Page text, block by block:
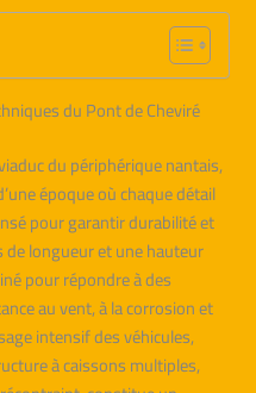
du Pont de Cheviré
du périphérique nantais,
époque où chaque détail
pour garantir durabilité et
longueur et une hauteur
pour répondre à des
au vent, à la corrosion et
intensif des véhicules,
à caissons multiples,